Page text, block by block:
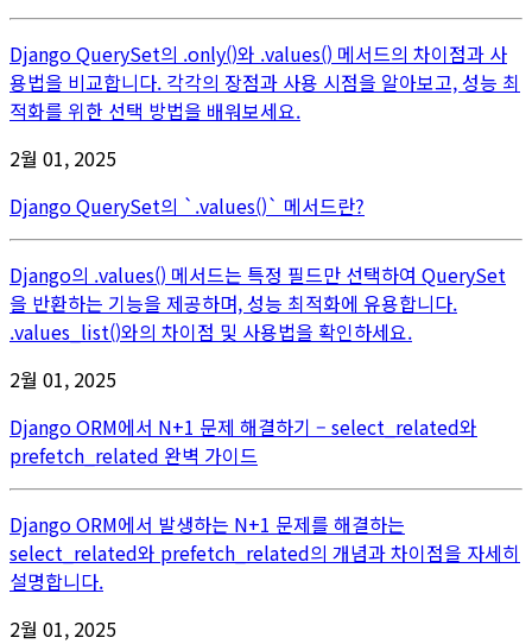
Django QuerySet의 .only()와 .values() 메서드의 차이점과 사
용법을 비교합니다. 각각의 장점과 사용 시점을 알아보고, 성능 최
적화를 위한 선택 방법을 배워보세요.
2월 01, 2025
Django QuerySet의 `.values()` 메서드란?
Django의 .values() 메서드는 특정 필드만 선택하여 QuerySet
을 반환하는 기능을 제공하며, 성능 최적화에 유용합니다.
.values_list()와의 차이점 및 사용법을 확인하세요.
2월 01, 2025
Django ORM에서 N+1 문제 해결하기 – select_related와
prefetch_related 완벽 가이드
Django ORM에서 발생하는 N+1 문제를 해결하는
select_related와 prefetch_related의 개념과 차이점을 자세히
설명합니다.
2월 01, 2025